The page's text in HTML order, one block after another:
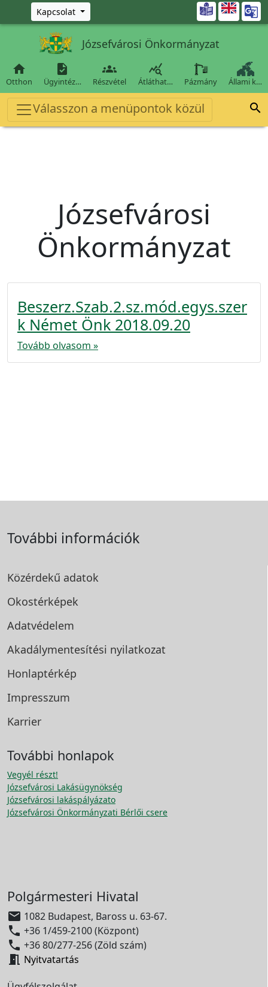
Ugrás a fő tartalomra
Kapcsolat 
Józsefvárosi Önkormányzat

Otthon

Ügyintéz…

Részvétel

Átláthat… Pázmány Állami k…
Válasszon a menüpontok közül 
Józsefvárosi
Önkormányzat
Beszerz.Szab.2.sz.mód.egys.szer
k Német Önk 2018.09.20
Tovább olvasom »
További információk
Közérdekű adatok
Okostérképek
Adatvédelem
Akadálymentesítési nyilatkozat
Honlaptérkép
Impresszum
Karrier
További honlapok
Vegyél részt!
Józsefvárosi Lakásügynökség
Józsefvárosi lakáspályázato
Józsefvárosi Önkormányzati Bérlői csere
Polgármesteri Hivatal
 1082 Budapest, Baross u. 63-67.
 +36 1/459-2100 (Központ)
 +36 80/277-256 (Zöld szám)
 Nyitvatartás